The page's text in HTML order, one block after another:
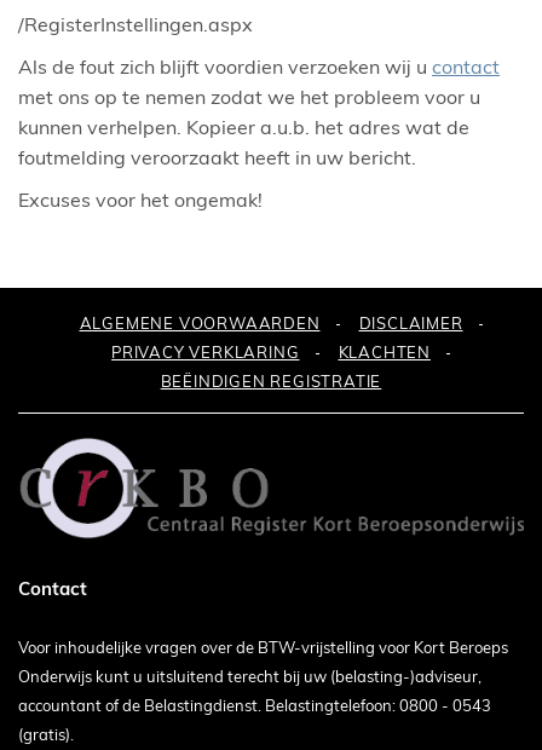
/RegisterInstellingen.aspx
Als de fout zich blijft voordien verzoeken wij u contact
met ons op te nemen zodat we het probleem voor u
kunnen verhelpen. Kopieer a.u.b. het adres wat de
foutmelding veroorzaakt heeft in uw bericht.
Excuses voor het ongemak!
ALGEMENE VOORWAARDEN
DISCLAIMER
PRIVACY VERKLARING
KLACHTEN
BEËINDIGEN REGISTRATIE
Contact
Voor inhoudelijke vragen over de BTW-vrijstelling voor Kort Beroeps
Onderwijs kunt u uitsluitend terecht bij uw (belasting-)adviseur,
accountant of de Belastingdienst. Belastingtelefoon: 0800 - 0543
(gratis).